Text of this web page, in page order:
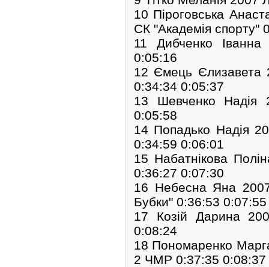
10 Піроговська
СК "Академія спорту"
11 Дибченко
0:05:16
12 Ємець
0:34:34 0:05:37
13 Шевченко Надія
0:05:58
14 Попадько Надія
0:34:59 0:06:01
15 Набатнікова
0:36:27 0:07:30
16 Небесна Яна
Бубки" 0:36:53 0:07:55
17 Козій Дарина
0:08:24
18 Пономаренко
2 ЧМР 0:37:35 0:08:37